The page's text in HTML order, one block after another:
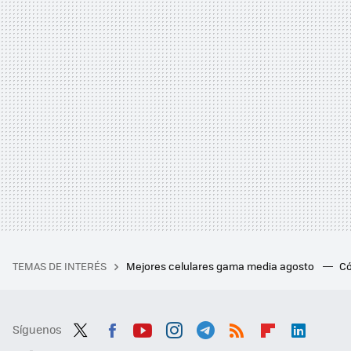
TEMAS DE INTERÉS Mejores celulares gama media agosto
Síguenos